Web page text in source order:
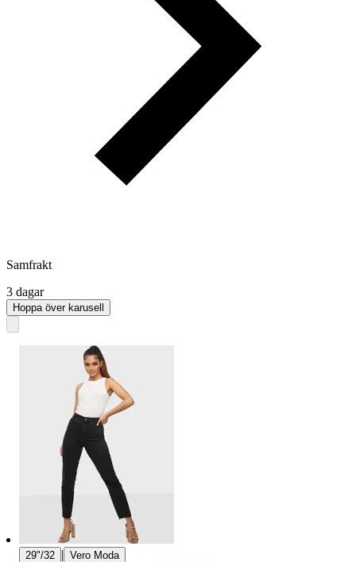
Samfrakt
3 dagar
Hoppa över karusell
29"/32 | Vero Moda